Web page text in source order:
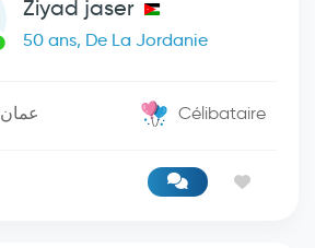
Ziyad jaser
50 ans, De La Jordanie
Jordanie / عمان Célibataire